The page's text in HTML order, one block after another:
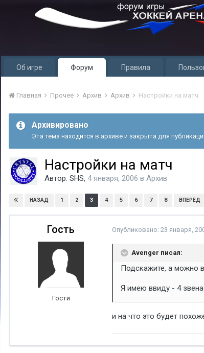
Об игре Форум Правила
Главная Прочее Архив Архив Настройки на матч
Архивировано
Эта тема находится в архиве и закрыта для
Настройки на матч
Автор: SHS, 4 января, 2006 в Архив
НАЗАД 1 2 3 4 5 6 7 8 ВПЕРЁД
Гость
Гости
Опубликовано: 23 января,
Avenger писал:
Подскажите, а можно
Я имею ввиду - 4
и на что это будет